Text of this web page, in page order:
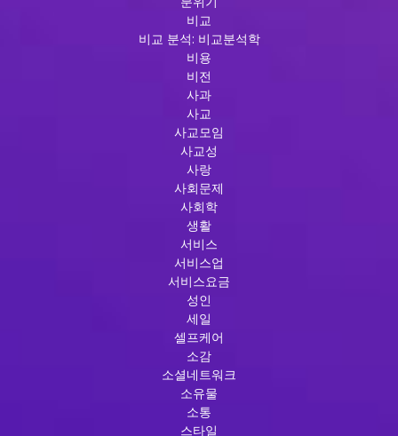
비교
비교 분석: 비교분석학
비용
비전
사과
사교
사교모임
사교성
사랑
사회문제
사회학
생활
서비스
서비스업
서비스요금
성인
세일
셀프케어
소감
소셜네트워크
소유물
소통
스타일